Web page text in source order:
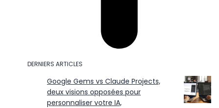
DERNIERS ARTICLES
Google Gems vs Claude Projects,
deux visions opposées pour
personnaliser votre IA,